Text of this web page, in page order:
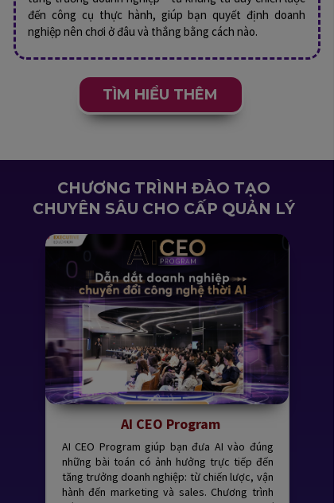
đến công cụ thực hành, giúp bạn quyết định doanh
nghiệp nên chơi ở đâu và thắng bằng cách nào.
TÌM HIỂU THÊM
CHƯƠNG TRÌNH ĐÀO TẠO
CHUYÊN SÂU CHO CẤP QUẢN LÝ
AI CEO Program giúp bạn đưa AI vào đúng
những bài toán có ảnh hưởng trực tiếp đến
tăng trưởng doanh nghiệp: từ chiến lược, vận
hành đến marketing và sales. Chương trình
AI CEO Program